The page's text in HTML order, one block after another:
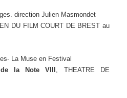
direction Julien Masmondet
DU FILM COURT DE BREST au
La Muse en Festival
la Note VIII , THEATRE DE